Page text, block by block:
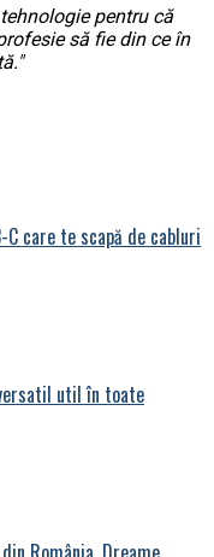
pentru că
să fie din ce în
C care te scapă de cabluri
util în toate